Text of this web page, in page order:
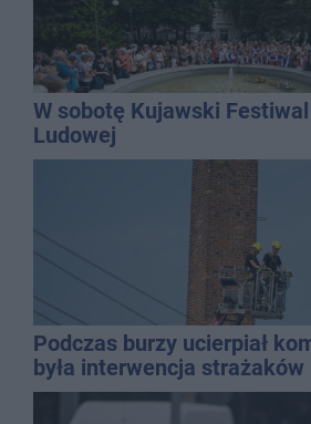
W sobotę Kujawski
Ludowej
Podczas burzy ucierpiał
była interwencja strażaków